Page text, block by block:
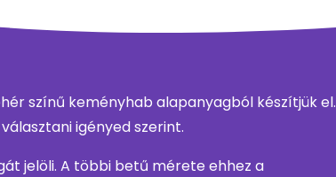
színű keményhab alapanyagból készítjük el.
igényed szerint.
jelöli. A többi betű mérete ehhez a